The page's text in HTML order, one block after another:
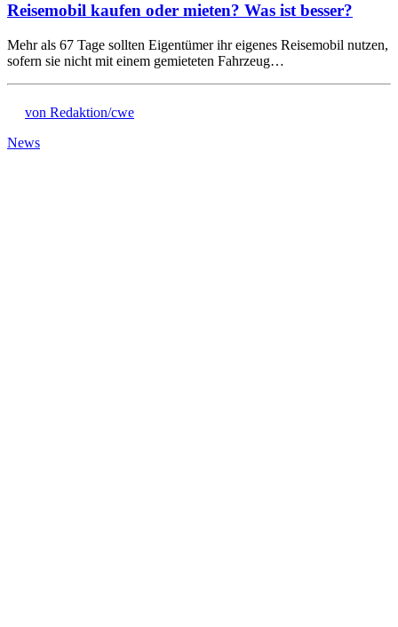
Reisemobil kaufen oder mieten? Was ist besser?
Mehr als 67 Tage sollten Eigentümer ihr eigenes Reisemobil nutzen,
sofern sie nicht mit einem gemieteten Fahrzeug…
von Redaktion/cwe
News